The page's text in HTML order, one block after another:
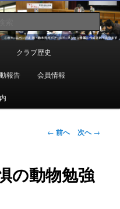
ラブ
検
索
クラブ歴史
報告 会員情報
投
ビ
ゲ
← 前へ 次へ→
の動物勉強